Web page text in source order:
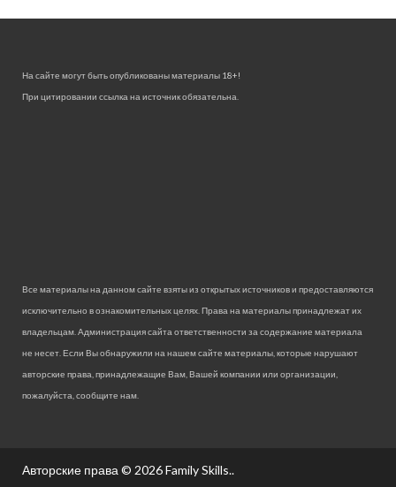
На сайте могут быть опубликованы материалы 18+!
При цитировании ссылка на источник обязательна.
Все материалы на данном сайте взяты из открытых источников и предоставляются
исключительно в ознакомительных целях. Права на материалы принадлежат их
владельцам. Администрация сайта ответственности за содержание материала
не несет. Если Вы обнаружили на нашем сайте материалы, которые нарушают
авторские права, принадлежащие Вам, Вашей компании или организации,
пожалуйста, сообщите нам.
Авторские права © 2026Family Skills..